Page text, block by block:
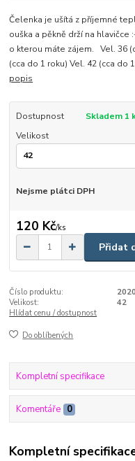
Čelenka je ušítá z příjemné
ouška a pěkně drží na
o kterou máte zájem. Vel. 36
(cca do 1 roku) Vel. 42 (cca do
popis
Dostupnost
Skladem 1
Velikost
Nejsme plátci DPH
120 Kč/ks
Přidat
Číslo produktu:
Velikost:
42
Hlídat cenu / dostupnost
Do oblíbených
Kompletní specifikace
Komentáře 0
Kompletní